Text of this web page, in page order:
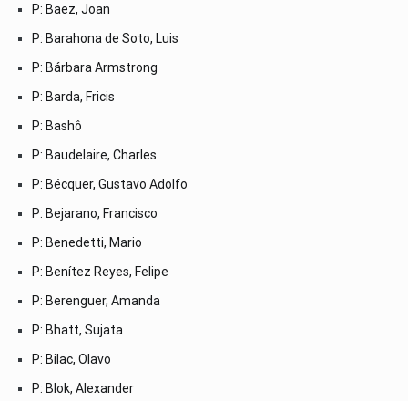
P: Baez, Joan
P: Barahona de Soto, Luis
P: Bárbara Armstrong
P: Barda, Fricis
P: Bashô
P: Baudelaire, Charles
P: Bécquer, Gustavo Adolfo
P: Bejarano, Francisco
P: Benedetti, Mario
P: Benítez Reyes, Felipe
P: Berenguer, Amanda
P: Bhatt, Sujata
P: Bilac, Olavo
P: Blok, Alexander